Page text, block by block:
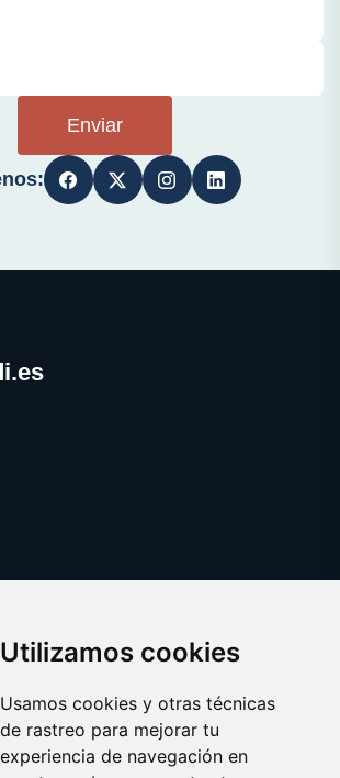
Utilizamos cookies
Usamos cookies y otras técnicas
de rastreo para mejorar tu
experiencia de navegación en
Enviar
cookies preferences
© 2025 radioeuskadi.es